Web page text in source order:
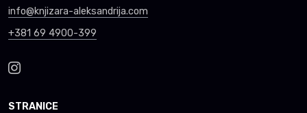
info@knjizara-aleksandrija.com
+381 69 4900-399
STRANICE